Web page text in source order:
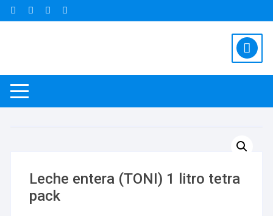
Saltar
al
Leche entera (TONI) 1 litro tetra
pack